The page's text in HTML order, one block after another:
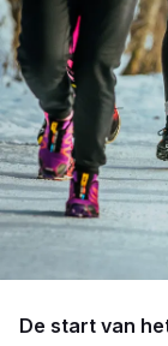
De start van